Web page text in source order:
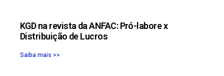
KGD na revista da ANFAC: Pró-labore x
Distribuição de Lucros
Saiba mais >>